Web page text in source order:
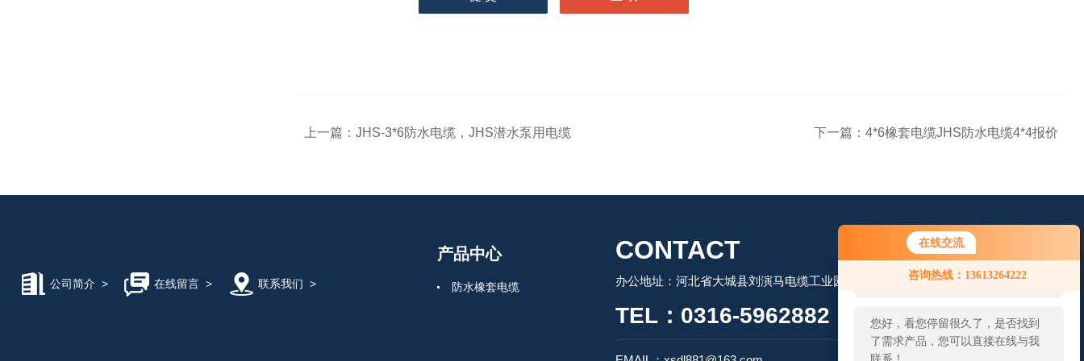
在线交流
咨询热线：13613264222
您好！欢迎前来咨询，很高兴为您
服务，请问您要咨询什么问题呢？
您好，看您停留很久了，是否找到
了需求产品，您可以直接在线与我
上一篇： JHS-3*6防水电缆，JHS潜水泵用电缆 下一篇： 4*6橡套电缆JHS防水电缆4*4报价
公司简介 > 在线留言> 联系我们 >
产品中心
防水橡套电缆
CONTACT
办公地址：河北省大城县刘演马电缆工业园区
TEL：0316-5962882